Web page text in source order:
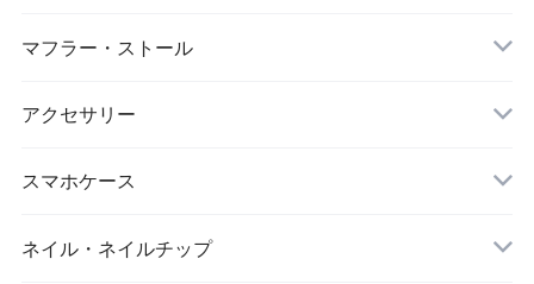
レギンス・スパッツ
スポーツウェアセット
リップ・唇
マスク
ダイエット
アイマスク
レッグウォーマー
マフラー・ストール
大判ストール
アクセサリー
キーホルダー
スマホケース
iPhone
ネイル・ネイルチップ